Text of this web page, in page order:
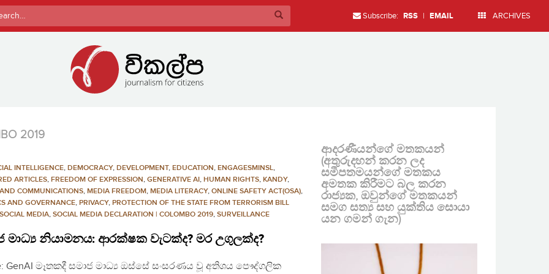
Subscribe: RSS | EMAIL ARCHIVES
2019
INTELLIGENCE, DEMOCRACY, DEVELOPMENT, EDUCATION, ENGAGESMINSL,
ARTICLES, FREEDOM OF EXPRESSION, GENERATIVE AI, HUMAN RIGHTS, KANDY,
COMMUNICATIONS, MEDIA FREEDOM, MEDIA LITERACY, ONLINE SAFETY ACT(OSA),
AND GOVERNANCE, PRIVACY, PROTECTION OF THE STATE FROM TERRORISM BILL
SOCIAL MEDIA, SOCIAL MEDIA DECLARATION | COLOMBO 2019, SURVEILLANCE
මාධ්‍ය නියාමනය: ආරක්ෂක වැටක්ද? මර උගුලක්ද?
GenAI මෑතකදී සමාජ මාධ්‍ය ඔස්සේ සංසරණය වූ අතිශය පෞද්ගලික
ආදරණීයන්ගේ මතකයන්
(අතුරුදහන් කරන ලද
සමීපතමයන්ගේ මතකය
අමතක කිරීමට බල කරන
රාජ්‍යක, ඔවුන්ගේ මතකයන්
සමග සත්‍ය සහ යුක්තිය සොයා
යන ගමන් ගැන)